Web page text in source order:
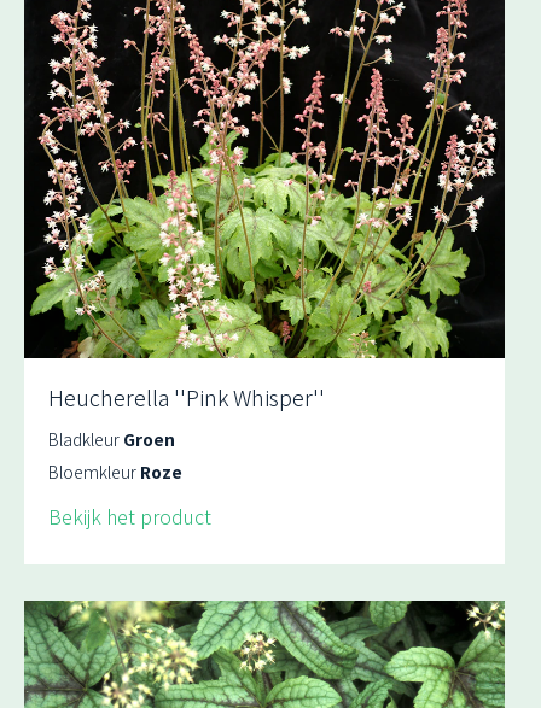
Heucherella ''Pink Whisper''
Bladkleur Groen
Bloemkleur Roze
Bekijk het product